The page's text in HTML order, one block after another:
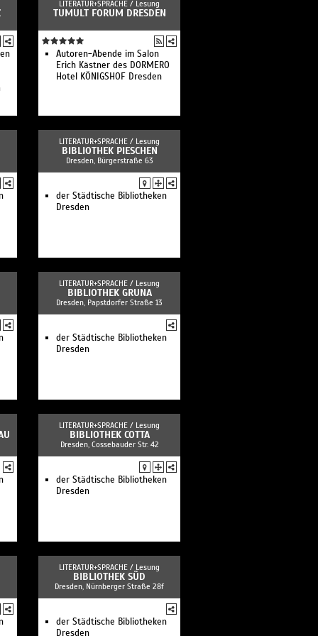
LITERATUR+SPRACHE / Lesung
TUMULT FORUM DRESDEN
Autoren-Abende im Salon
Erich Kästner des DORMERO
Hotel KÖNIGSHOF Dresden
LITERATUR+SPRACHE / Lesung
BIBLIOTHEK PIESCHEN
Dresden, Bürgerstraße 63
der Städtische Bibliotheken
Dresden
LITERATUR+SPRACHE / Lesung
BIBLIOTHEK GRUNA
Dresden, Papstdorfer Straße 13
der Städtische Bibliotheken
Dresden
LITERATUR+SPRACHE / Lesung
BIBLIOTHEK COTTA
Dresden, Cossebauder Str. 42
der Städtische Bibliotheken
Dresden
LITERATUR+SPRACHE / Lesung
BIBLIOTHEK SÜD
Dresden, Nürnberger Straße 28f
der Städtische Bibliotheken
Dresden